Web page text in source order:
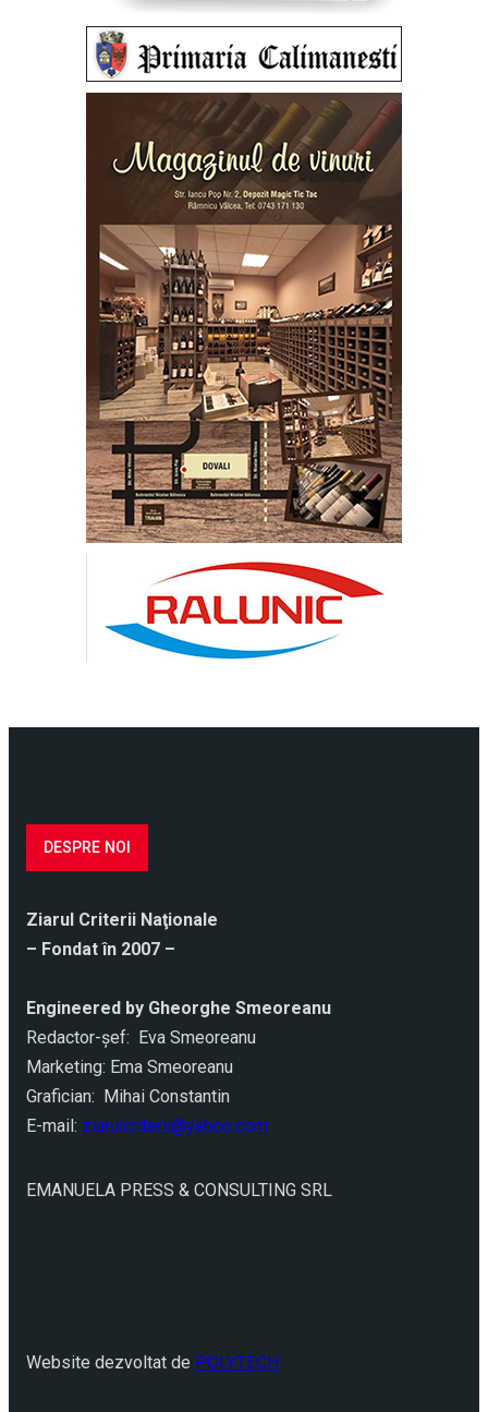
DESPRE NOI
Ziarul Criterii Naţionale
– Fondat în 2007 –
Engineered by Gheorghe Smeoreanu
Redactor-şef: Eva Smeoreanu
Marketing: Ema Smeoreanu
Grafician: Mihai Constantin
E-mail: ziarulcriterii@yahoo.com
EMANUELA PRESS & CONSULTING SRL
Website dezvoltat de POLYTECH